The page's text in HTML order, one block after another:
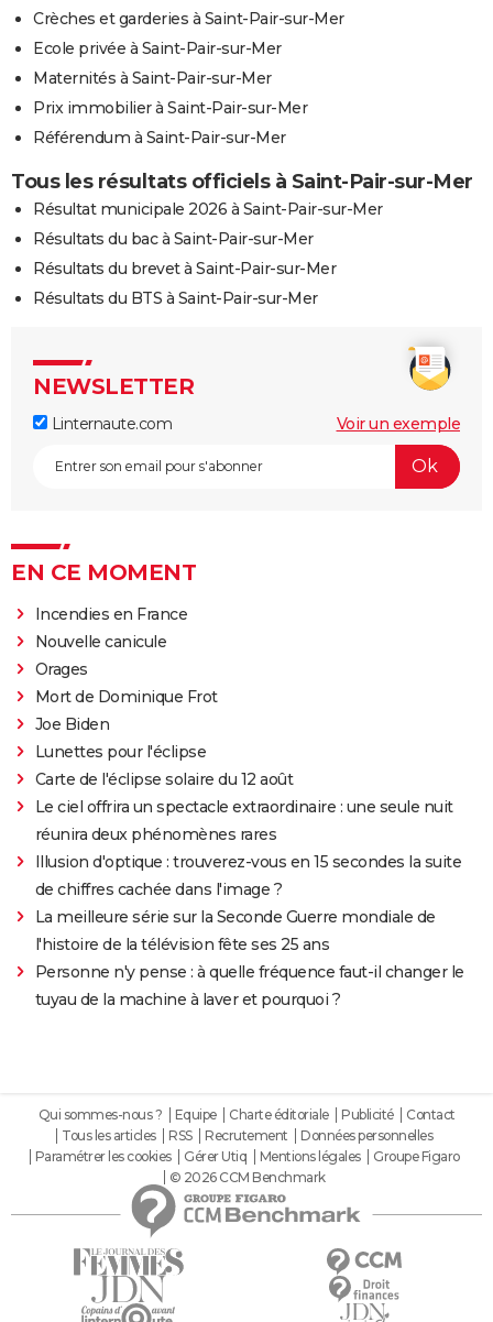
Crèches et garderies à Saint-Pair-sur-Mer
Ecole privée à Saint-Pair-sur-Mer
Maternités à Saint-Pair-sur-Mer
Prix immobilier à Saint-Pair-sur-Mer
Référendum à Saint-Pair-sur-Mer
Tous les résultats officiels à Saint-Pair-sur-Mer
Résultat municipale 2026 à Saint-Pair-sur-Mer
Résultats du bac à Saint-Pair-sur-Mer
Résultats du brevet à Saint-Pair-sur-Mer
Résultats du BTS à Saint-Pair-sur-Mer
NEWSLETTER
Linternaute.com Voir un exemple
EN CE MOMENT
Incendies en France
Nouvelle canicule
Orages
Mort de Dominique Frot
Joe Biden
Lunettes pour l'éclipse
Carte de l'éclipse solaire du 12 août
Le ciel offrira un spectacle extraordinaire : une seule nuit
réunira deux phénomènes rares
Illusion d'optique : trouverez-vous en 15 secondes la suite
de chiffres cachée dans l'image ?
La meilleure série sur la Seconde Guerre mondiale de
l'histoire de la télévision fête ses 25 ans
Personne n'y pense : à quelle fréquence faut-il changer le
tuyau de la machine à laver et pourquoi ?
Qui sommes-nous ? Equipe Charte éditoriale Publicité
Contact
Tous les articles
RSS Recrutement
Données personnelles
Paramétrer les cookies
Gérer Utiq Mentions légales
Groupe Figaro
© 2026 CCM Benchmark